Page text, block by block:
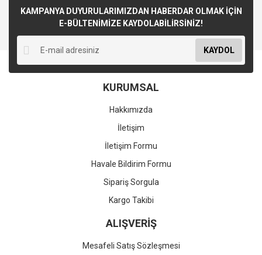
KAMPANYA DUYURULARIMIZDAN HABERDAR OLMAK İÇİN
E-BÜLTENİMİZE KAYDOLABİLİRSİNİZ!
KAYDOL
KURUMSAL
Hakkımızda
İletişim
İletişim Formu
Havale Bildirim Formu
Sipariş Sorgula
Kargo Takibi
ALIŞVERİŞ
Mesafeli Satış Sözleşmesi